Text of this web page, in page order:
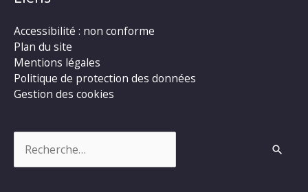
Accessibilité : non conforme
Plan du site
Mentions légales
Politique de protection des données
Gestion des cookies